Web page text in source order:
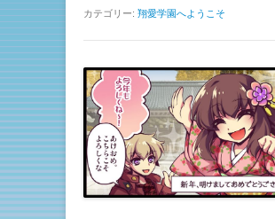
カテゴリー: 翔愛学園へようこそ